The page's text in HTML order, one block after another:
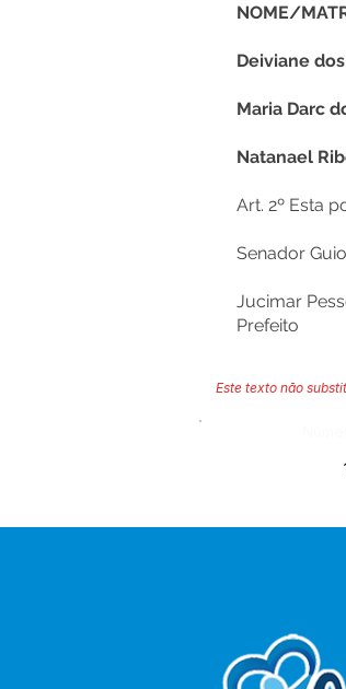
NOME/
Deiviane
Maria Darc
Natanael
Art. 2º Esta
Senador
Jucimar
Prefeito
Este texto não